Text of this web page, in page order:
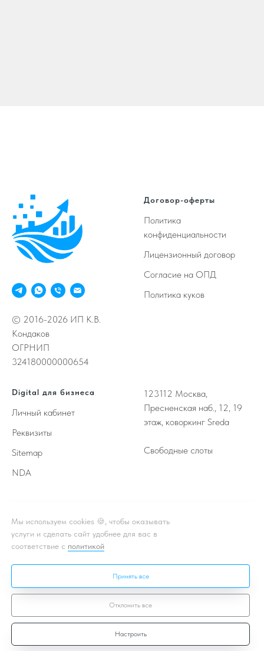
© 2016-2026 ИП К.В.
Кондаков
ОГРНИП
324180000000654
Договор-оферты
Политика
конфиденциальности
Лицензионный договор
Согласие на ОПД
Политика куков
Digital для бизнеса
Личный кабинет
Реквизиты
Sitemap
NDA
123112 Москва,
Пресненская наб., 12, 19
этаж, коворкинг Sreda
Свободные слоты
Принимаем к оплате
* - Подробная информация об акции, условиях, подробности в
чате или личном кабинете
Мы используем cookies 🍪, чтобы оказывать
услуги и сделать сайт удобнее для вас в
соответствие с политикой
Принять все
Отклонить все
Настроить